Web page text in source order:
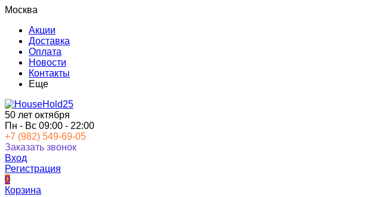
Москва
Акции
Доставка
Оплата
Новости
Контакты
Еще
50 лет октября
Пн - Вс 09:00 - 22:00
+7 (982) 549-69-05
Заказать звонок
Вход
Регистрация
0
Корзина